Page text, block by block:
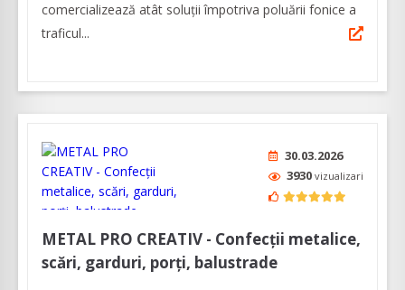
comercializează atât soluții împotriva poluării fonice a
traficul...
30.03.2026
3930 vizualizari
METAL PRO CREATIV - Confecții metalice,
scări, garduri, porți, balustrade